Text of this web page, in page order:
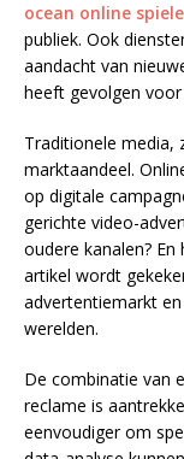
ocean online
publiek. Ook
aandacht van
heeft gevolgen
Traditionele media,
marktaandeel.
op digitale
gerichte video-
oudere kanalen?
artikel wordt
advertentiemarkt
werelden.
De combinatie van
reclame is
eenvoudiger om